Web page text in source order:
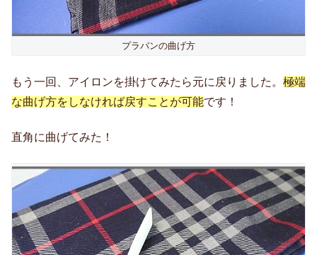
プラバンの曲げ方
もう一回、アイロンを掛けてみたら元に戻りました。 極端
な曲げ方をしなければ戻すことが可能です！
直角に曲げてみた！